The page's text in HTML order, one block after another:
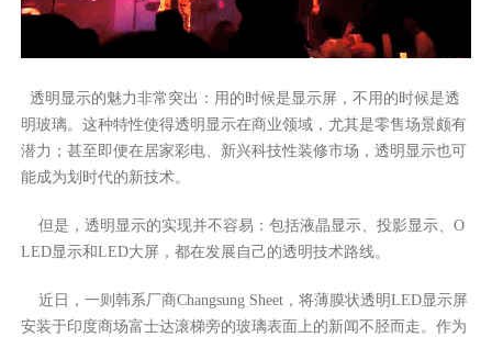
透明显示的魅力非常突出：用的时候是显示屏，不用的时候是透
明玻璃。这种特性使得透明显示在商业领域，尤其是零售场景颇有
潜力；甚至即便在居家彩电、新兴科技性装修市场，透明显示也可
能成为划时代的新技术。
但是，透明显示的实现并不容易：包括液晶显示、投影显示、O
LED显示和LED大屏，都在发展自己的透明技术路线。
近日，一则韩系厂商Changsung Sheet，将薄膜状透明LED显示屏
安装于印度商场富士达滚梯旁的玻璃表面上的新闻不胫而走。作为